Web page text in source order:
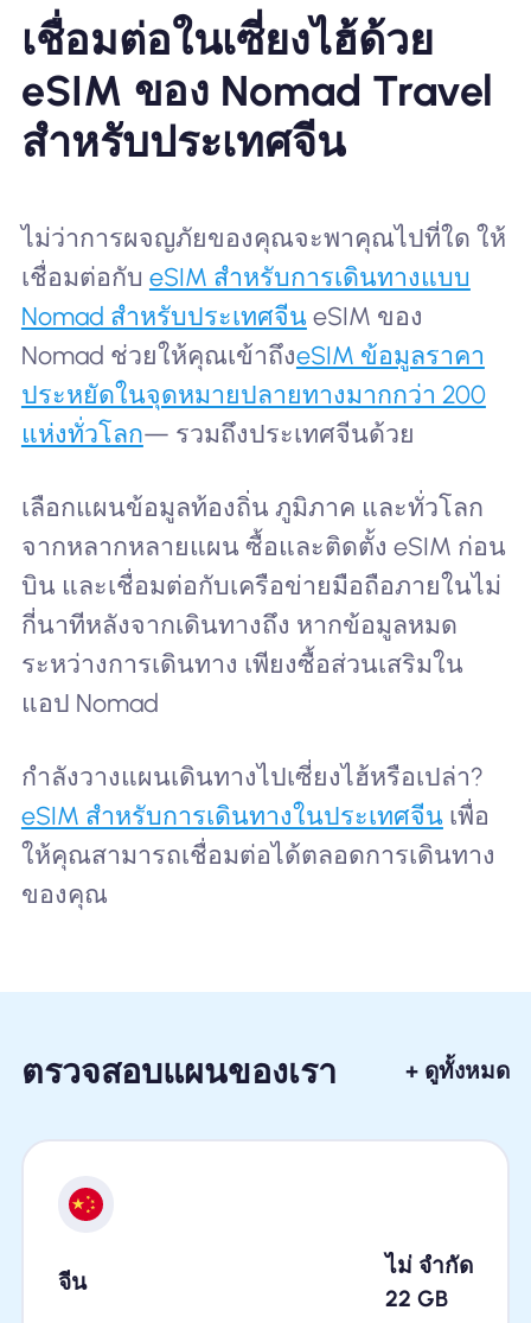
เชื่อมต่อในเซี่ยงไฮ้ด้วย
eSIM ของ Nomad Travel
สำหรับประเทศจีน
ไม่ว่าการผจญภัยของคุณจะพาคุณไปที่ใด ให้
เชื่อมต่อกับ eSIM สำหรับการเดินทางแบบ
Nomad สำหรับประเทศจีนeSIM ของ
Nomad ช่วยให้คุณเข้าถึงeSIM ข้อมูลราคา
ประหยัดในจุดหมายปลายทางมากกว่า 200
แห่งทั่วโลก— รวมถึงประเทศจีนด้วย
เลือกแผนข้อมูลท้องถิ่น ภูมิภาค และทั่วโลก
จากหลากหลายแผน ซื้อและติดตั้ง eSIM ก่อน
บิน และเชื่อมต่อกับเครือข่ายมือถือภายในไม่
กี่นาทีหลังจากเดินทางถึง หากข้อมูลหมด
ระหว่างการเดินทาง เพียงซื้อส่วนเสริมใน
แอป Nomad
กำลังวางแผนเดินทางไปเซี่ยงไฮ้หรือเปล่า?
eSIM สำหรับการเดินทางในประเทศจีนเพื่อ
ให้คุณสามารถเชื่อมต่อได้ตลอดการเดินทาง
ของคุณ
ตรวจสอบแผนของเรา + ดูทั้งหมด
จีน
ไม่ จำกัด
22 GB